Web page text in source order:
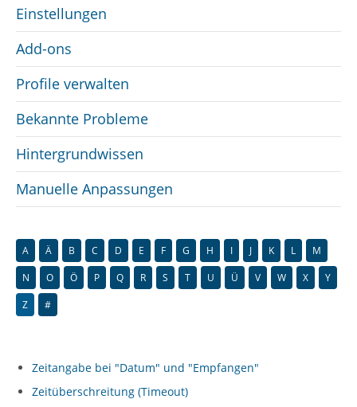
Einstellungen
Add-ons
Profile verwalten
Bekannte Probleme
Hintergrundwissen
Manuelle Anpassungen
A Ä B C D E F G H I J K L
M
N
O Ö P Q R S T U Ü V W X
Y
Z
#
Zeitangabe bei "Datum" und "Empfangen"
Zeitüberschreitung (Timeout)